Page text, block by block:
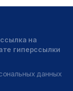
на
гиперссылки
данных